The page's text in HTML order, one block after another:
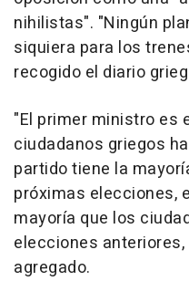
nihilistas". "Ningún
siquiera para los
recogido el diario
"El primer ministro es
ciudadanos griegos
partido tiene la
próximas elecciones,
mayoría que los
elecciones
agregado.